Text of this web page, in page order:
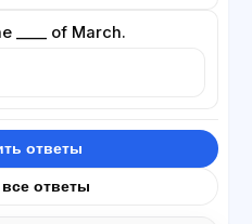
____ of March.
ответы
ответы